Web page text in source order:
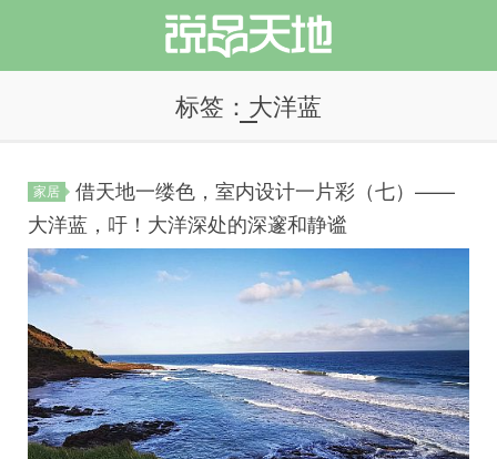
说品天地
标签：大洋蓝
家居
借天地一缕色，室内设计一片彩（七）——
大洋蓝，吁！大洋深处的深邃和静谧